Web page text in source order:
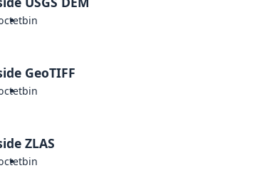
bin
GeoTIFF
bin
ZLAS
bin